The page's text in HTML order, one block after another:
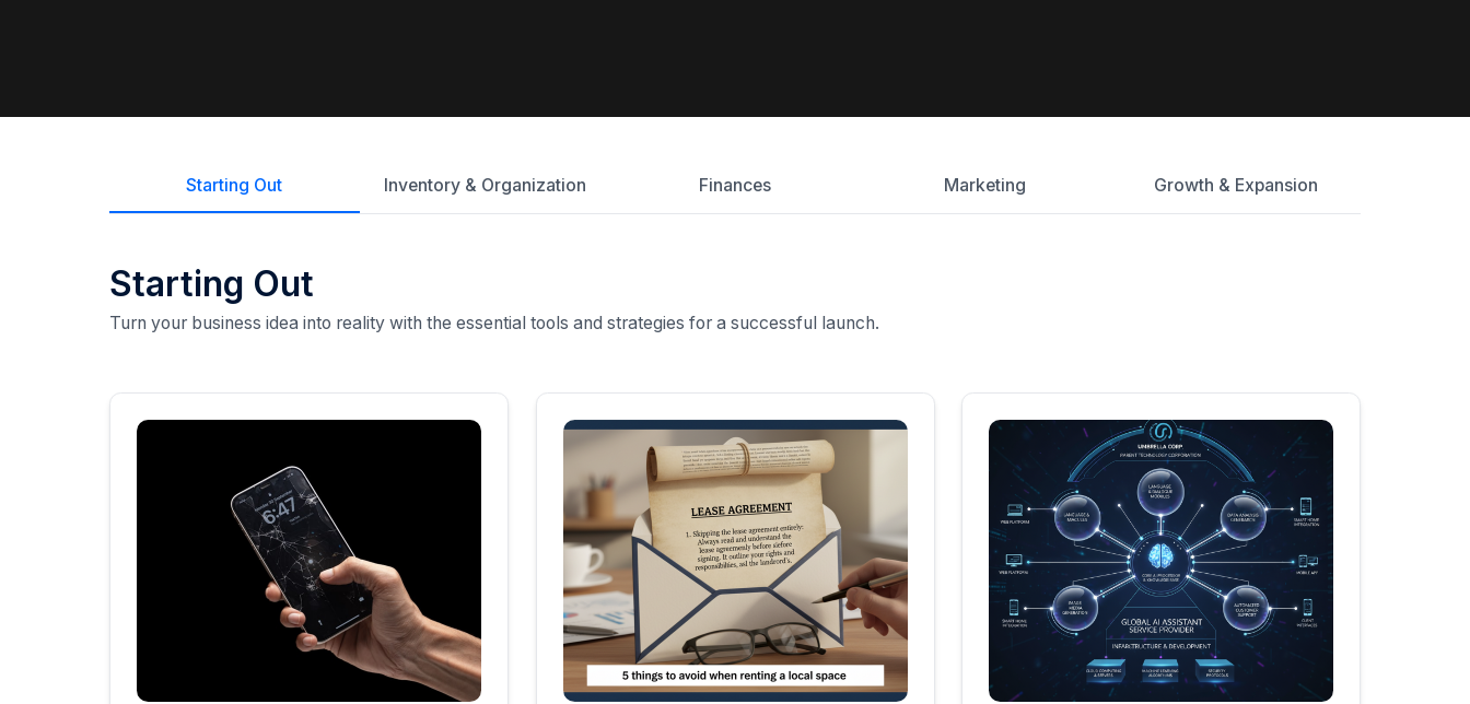
Starting Out Inventory & Organization Finances Marketing Growth & Expansion
Starting Out
Turn your business idea into reality with the essential tools and strategies for a successful launch.